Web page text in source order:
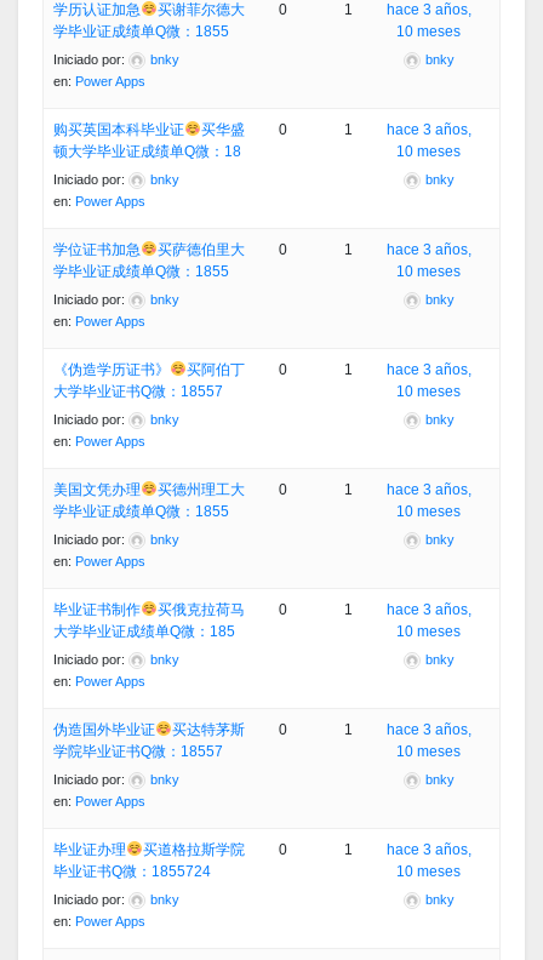
学历认证加急
买谢菲尔德大
学毕业证成绩单Q微：1855
Iniciado por:
bnky
en: Power Apps
0 1
hace 3 años,
10 meses
bnky
购买英国本科毕业证
买华盛
顿大学毕业证成绩单Q微：18
Iniciado por:
bnky
en: Power Apps
0 1
hace 3 años,
10 meses
bnky
学位证书加急
买萨德伯里大
学毕业证成绩单Q微：1855
Iniciado por:
bnky
en: Power Apps
0 1
hace 3 años,
10 meses
bnky
《伪造学历证书》
买阿伯丁
大学毕业证书Q微：18557
Iniciado por:
bnky
en: Power Apps
0 1
hace 3 años,
10 meses
bnky
美国文凭办理
买德州理工大
学毕业证成绩单Q微：1855
Iniciado por:
bnky
en: Power Apps
0 1
hace 3 años,
10 meses
bnky
毕业证书制作
买俄克拉荷马
大学毕业证成绩单Q微：185
Iniciado por:
bnky
en: Power Apps
0 1
hace 3 años,
10 meses
bnky
伪造国外毕业证
买达特茅斯
学院毕业证书Q微：18557
Iniciado por:
bnky
en: Power Apps
0 1
hace 3 años,
10 meses
bnky
毕业证办理
买道格拉斯学院
毕业证书Q微：1855724
Iniciado por:
bnky
en: Power Apps
0 1
hace 3 años,
10 meses
bnky